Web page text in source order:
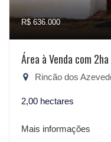
R$ 636.000
Área à Venda com 2ha
Rincão dos Azevedos, 00 -
2,00 hectares
Mais informações